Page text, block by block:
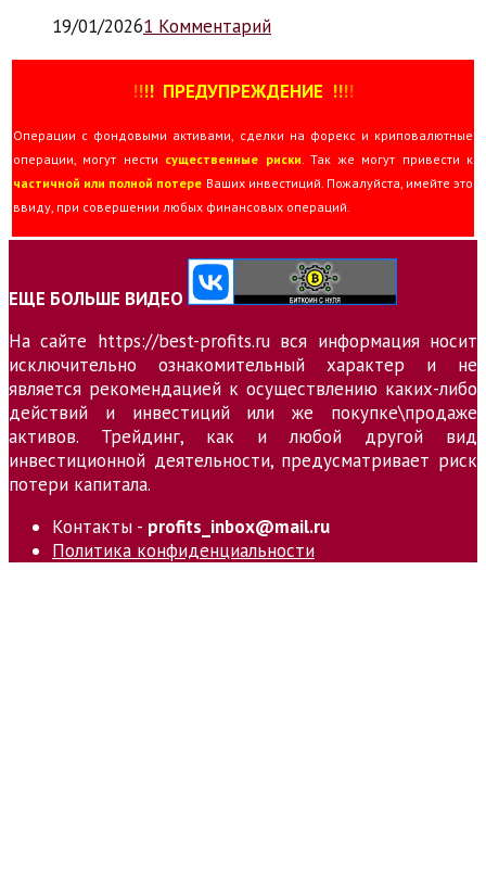
19/01/20261 Комментарий
!!!! ПРЕДУПРЕЖДЕНИЕ !!!!
Операции с фондовыми активами, сделки на форекс и криповалютные
операции, могут нести существенные риски . Так же могут привести к
частичной или полной потере Ваших инвестиций. Пожалуйста, имейте это
ввиду, при совершении любых финансовых операций.
ЕЩЕ БОЛЬШЕ ВИДЕО
На сайте https://best-profits.ru вся информация носит
исключительно ознакомительный характер и не
является рекомендацией к осуществлению каких-либо
действий и инвестиций или же покупке\продаже
активов. Трейдинг, как и любой другой вид
инвестиционной деятельности, предусматривает риск
потери капитала.
Контакты - profits_inbox@mail.ru
Политика конфиденциальности